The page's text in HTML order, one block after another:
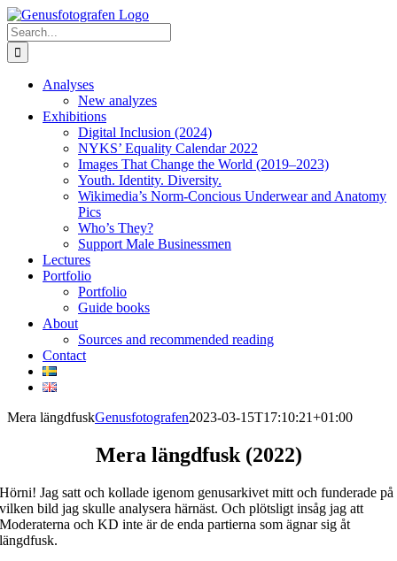
Skip
to
content
Search
for:
Analyses
New analyzes
Exhibitions
Digital Inclusion (2024)
NYKS’ Equality Calendar 2022
Images That Change the World (2019–2023)
Youth. Identity. Diversity.
Wikimedia’s Norm-Concious Underwear and Anatomy
Pics
Who’s They?
Support Male Businessmen
Lectures
Portfolio
Portfolio
Guide books
About
Sources and recommended reading
Contact
Mera längdfuskGenusfotografen2023-03-15T17:10:21+01:00
Mera längdfusk (2022)
Hörni! Jag satt och kollade igenom genusarkivet mitt och funderade på
vilken bild jag skulle analysera härnäst. Och plötsligt insåg jag att
Moderaterna och KD inte är de enda partierna som ägnar sig åt
längdfusk.